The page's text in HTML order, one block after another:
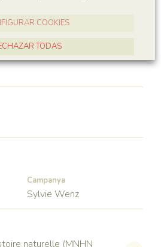
Montsechiaceae
Campanya
Sylvie Wenz
naturelle (MNHN
COOKIES
TODAS
TOTES